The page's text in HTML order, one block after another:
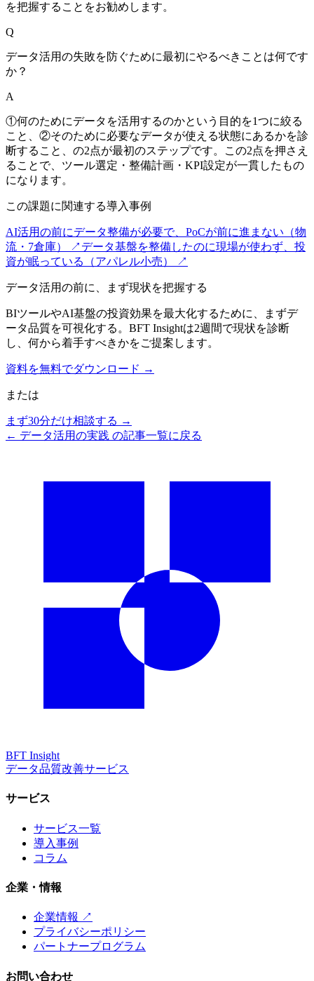
を把握することをお勧めします。
Q
データ活用の失敗を防ぐために最初にやるべきことは何です
か？
A
①何のためにデータを活用するのかという目的を1つに絞る
こと、②そのために必要なデータが使える状態にあるかを診
断すること、の2点が最初のステップです。この2点を押さえ
ることで、ツール選定・整備計画・KPI設定が一貫したもの
になります。
この課題に関連する導入事例
AI活用の前にデータ整備が必要で、PoCが前に進まない（物
流・7倉庫）
↗ データ基盤を整備したのに現場が使わず、投
資が眠っている（アパレル小売）
↗
データ活用の前に、まず現状を把握する
BIツールやAI基盤の投資効果を最大化するために、まずデ
ータ品質を可視化する。BFT Insightは2週間で現状を診断
し、何から着手すべきかをご提案します。
資料を無料でダウンロード →
または
まず30分だけ相談する →
← データ活用の実践 の記事一覧に戻る
BFT Insight
データ品質改善サービス
サービス
サービス一覧
導入事例
コラム
企業・情報
企業情報 ↗
プライバシーポリシー
パートナープログラム
お問い合わせ